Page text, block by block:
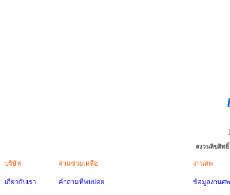
สงวนลิขสิท
บริษัท
เกี่ยวกับเรา
ส่วนช่วยเหลือ
คำถามที่พบบ่อย
งานศพ
ข้อมูลงานศพ